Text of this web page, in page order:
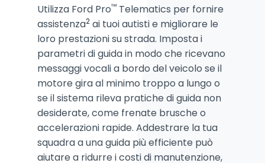
Utilizza Ford Pro™ Telematics per fornire
assistenza2 ai tuoi autisti e migliorare le
loro prestazioni su strada. Imposta i
parametri di guida in modo che ricevano
messaggi vocali a bordo del veicolo se il
motore gira al minimo troppo a lungo o
se il sistema rileva pratiche di guida non
desiderate, come frenate brusche o
accelerazioni rapide. Addestrare la tua
squadra a una guida più efficiente può
aiutare a ridurre i costi di manutenzione,